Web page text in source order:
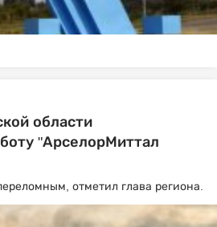
области
"АрселорМиттал
отметил глава региона.